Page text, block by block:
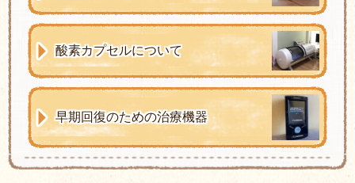
酸素カプセルについて
早期回復のための治療機器